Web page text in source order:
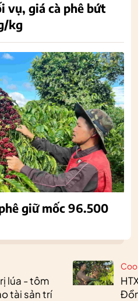
lúa - tôm
tài sản trí
vụ, giá cà phê bứt
kg
giữ mốc 96.500